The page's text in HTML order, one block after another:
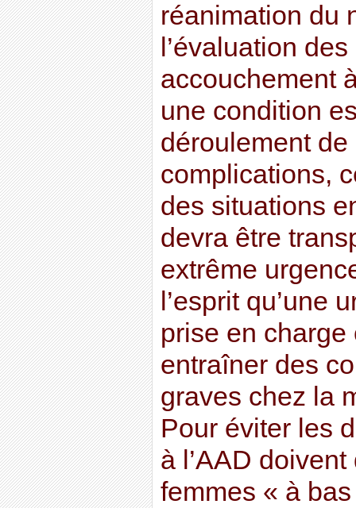
réanimation du
l’évaluation
accouchement
une condition
déroulement
complications,
des situations
devra être
extrême
l’esprit qu’une
prise en
entraîner des
graves chez la
Pour éviter les
à l’AAD
femmes « à